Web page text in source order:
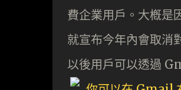
費企業用戶。大槪是
就宣布今年內會取消
以後用戶可以透過